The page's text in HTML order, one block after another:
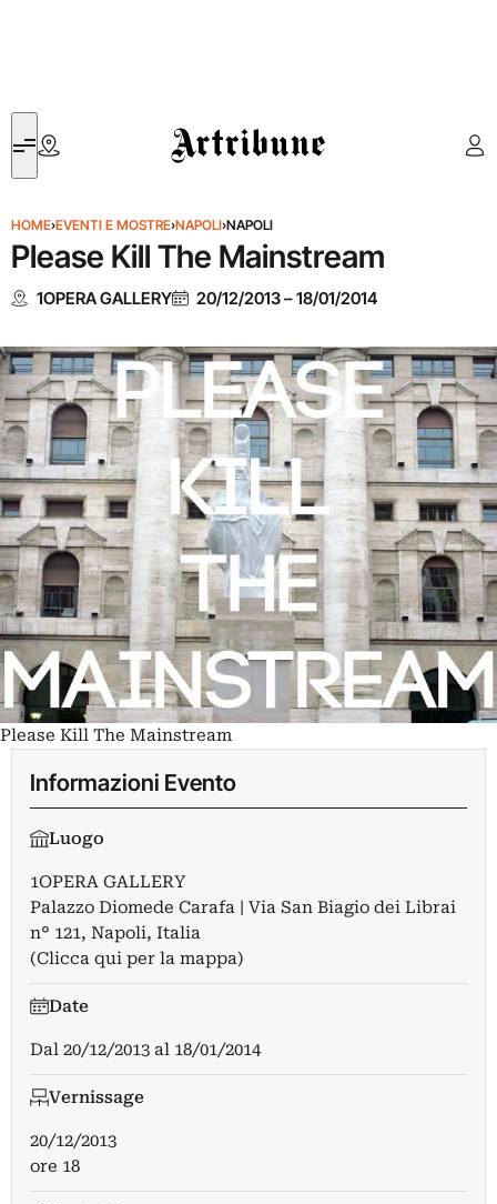
Artribune
HOME›EVENTI E MOSTRE›NAPOLI›NAPOLI
Please Kill The Mainstream
1OPERA GALLERY 20/12/2013–18/01/2014
Please Kill The Mainstream
Informazioni Evento
Luogo
1OPERA GALLERY
Palazzo Diomede Carafa | Via San Biagio dei Librai
n° 121, Napoli, Italia
(Clicca qui per la mappa)
Date
Dal 20/12/2013 al 18/01/2014
Vernissage
20/12/2013
ore 18